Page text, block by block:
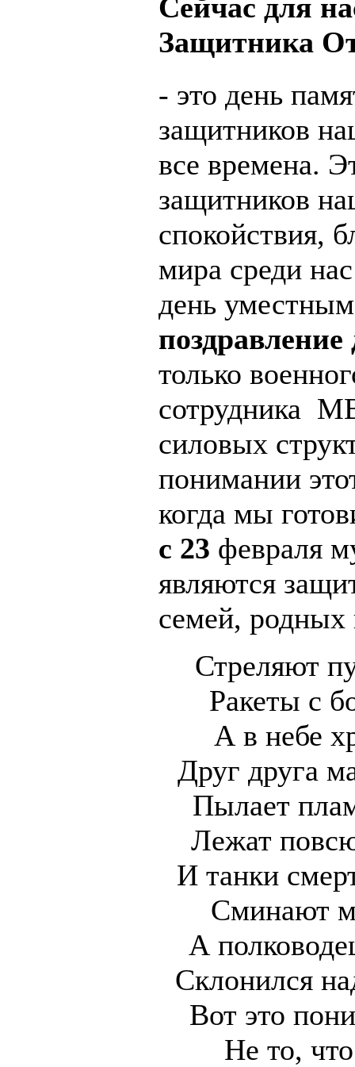
Сейчас для
Защитника
- это день
защитников
все времена.
защитников
спокойствия,
мира среди
день
только
сотрудника
силовых
понимании
когда мы
с 23 февраля
являются
семей, родных
Стреляют
Ракеты с
А в небе
Друг друга
Пылает
Лежат
И танки
Сминают
А
Склонился
Вот это
Не то,